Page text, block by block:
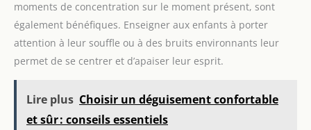
moments de concentration sur le moment présent, sont
également bénéfiques. Enseigner aux enfants à porter
attention à leur souffle ou à des bruits environnants leur
permet de se centrer et d’apaiser leur esprit.
Lire plus Choisir un déguisement confortable
et sûr : conseils essentiels